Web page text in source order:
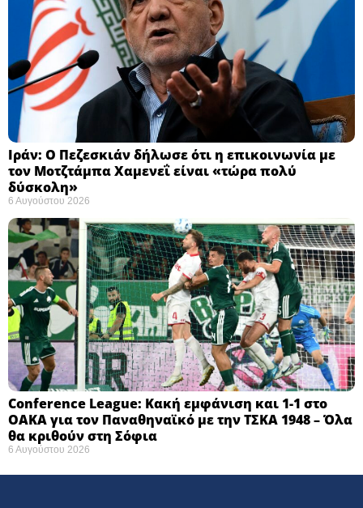
Ιράν: Ο Πεζεσκιάν δήλωσε ότι η επικοινωνία με
τον Μοτζτάμπα Χαμενεΐ είναι «τώρα πολύ
δύσκολη» ​
6 Αυγούστου 2026
Conference League: Κακή εμφάνιση και 1-1 στο
ΟΑΚΑ για τον Παναθηναϊκό με την ΤΣΚΑ 1948 – Όλα
θα κριθούν στη Σόφια ​
6 Αυγούστου 2026